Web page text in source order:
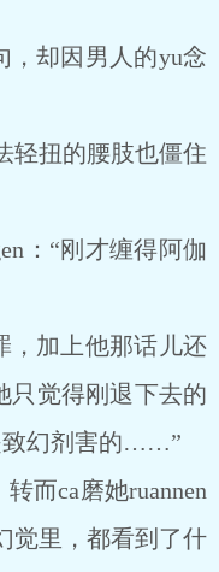
却因男人的yu念
扭的腰肢也僵住
“刚才缠得阿伽
加上他那话儿还
只觉得刚退下去的
致幻剂害的……”
而ca磨她ruannen
觉里，都看到了什